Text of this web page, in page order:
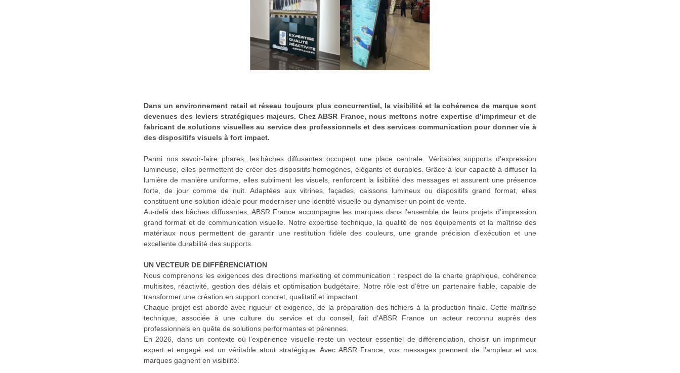
Dans un environnement retail et réseau toujours plus concurrentiel, la visibilité et la cohérence de marque sont
devenues des leviers stratégiques majeurs. Chez ABSR France, nous mettons notre expertise d’imprimeur et de
fabricant de solutions visuelles au service des professionnels et des services communication pour donner vie à
des dispositifs visuels à fort impact.
Parmi nos savoir-faire phares, les bâches diffusantes occupent une place centrale. Véritables supports d’expression
lumineuse, elles permettent de créer des dispositifs homogènes, élégants et durables. Grâce à leur capacité à diffuser la
lumière de manière uniforme, elles subliment les visuels, renforcent la lisibilité des messages et assurent une présence
forte, de jour comme de nuit. Adaptées aux vitrines, façades, caissons lumineux ou dispositifs grand format, elles
constituent une solution idéale pour moderniser une identité visuelle ou dynamiser un point de vente.
Au-delà des bâches diffusantes, ABSR France accompagne les marques dans l’ensemble de leurs projets d’impression
grand format et de communication visuelle. Notre expertise technique, la qualité de nos équipements et la maîtrise des
matériaux nous permettent de garantir une restitution fidèle des couleurs, une grande précision d’exécution et une
excellente durabilité des supports.
UN VECTEUR DE DIFFÉRENCIATION
Nous comprenons les exigences des directions marketing et communication : respect de la charte graphique, cohérence
multisites, réactivité, gestion des délais et optimisation budgétaire. Notre rôle est d’être un partenaire fiable, capable de
transformer une création en support concret, qualitatif et impactant.
Chaque projet est abordé avec rigueur et exigence, de la préparation des fichiers à la production finale. Cette maîtrise
technique, associée à une culture du service et du conseil, fait d’ABSR France un acteur reconnu auprès des
professionnels en quête de solutions performantes et pérennes.
En 2026, dans un contexte où l’expérience visuelle reste un vecteur essentiel de différenciation, choisir un imprimeur
expert et engagé est un véritable atout stratégique. Avec ABSR France, vos messages prennent de l’ampleur et vos
marques gagnent en visibilité.